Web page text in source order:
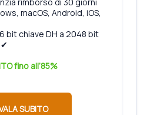
macOS, Android, iOS,
bit chiave DH a 2048 bit
✔
fino all’85%
SUBITO